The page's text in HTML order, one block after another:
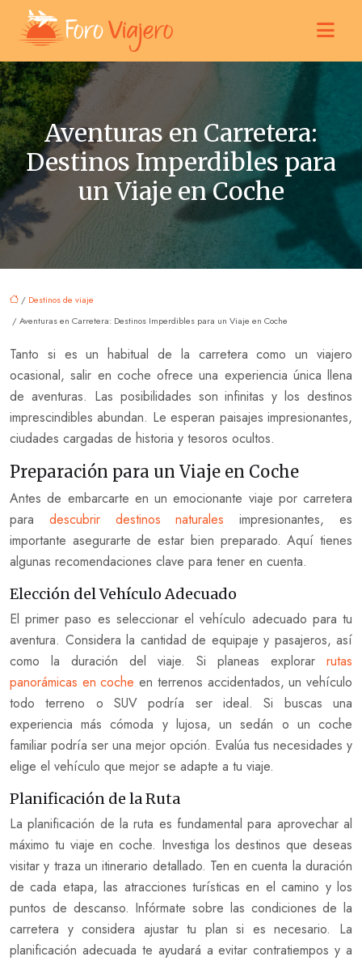
Aventuras en Carretera:
Destinos Imperdibles para
un Viaje en Coche
/ Destinos de viaje
/ Aventuras en Carretera: Destinos Imperdibles para un Viaje en Coche
Tanto si es un habitual de la carretera como un viajero
ocasional, salir en coche ofrece una experiencia única llena
de aventuras. Las posibilidades son infinitas y los destinos
imprescindibles abundan. Le esperan paisajes impresionantes,
ciudades cargadas de historia y tesoros ocultos.
Preparación para un Viaje en Coche
Antes de embarcarte en un emocionante viaje por carretera
para descubrir destinos naturalesimpresionantes, es
importante asegurarte de estar bien preparado. Aquí tienes
algunas recomendaciones clave para tener en cuenta.
Elección del Vehículo Adecuado
El primer paso es seleccionar el vehículo adecuado para tu
aventura. Considera la cantidad de equipaje y pasajeros, así
como la duración del viaje. Si planeas explorar rutas
panorámicas en coche en terrenos accidentados, un vehículo
todo terreno o SUV podría ser ideal. Si buscas una
experiencia más cómoda y lujosa, un sedán o un coche
familiar podría ser una mejor opción. Evalúa tus necesidades y
elige el vehículo que mejor se adapte a tu viaje.
Planificación de la Ruta
La planificación de la ruta es fundamental para aprovechar al
máximo tu viaje en coche. Investiga los destinos que deseas
visitar y traza un itinerario detallado. Ten en cuenta la duración
de cada etapa, las atracciones turísticas en el camino y los
puntos de descanso. Infórmate sobre las condiciones de la
carretera y considera ajustar tu plan si es necesario. La
planificación adecuada te ayudará a evitar contratiempos y a